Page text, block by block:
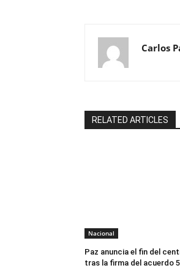
Carlos
RELATED ARTICLES
Nacional
Paz anuncia el fin del
tras la firma del acuerdo